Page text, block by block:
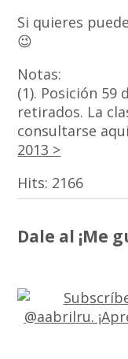
Si quieres
😉
Notas:
(1). Posición 59
retirados. La
consultarse
2013 >
Hits: 2166
Dale al ¡Me